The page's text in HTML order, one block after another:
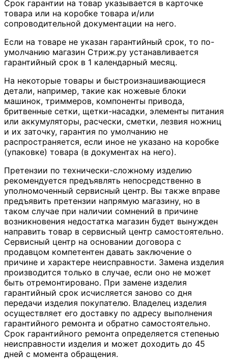
Срок гарантии на товар указывается в карточке
товара или на коробке товара и/или
сопроводительной документации на него.
Если на товаре не указан гарантийный срок, то по-
умолчанию магазин Стриж.ру устанавливается
гарантийный срок в 1 календарный месяц.
На некоторые товары и быстроизнашивающиеся
детали, например, такие как ножевые блоки
машинок, триммеров, компоненты привода,
бритвенные сетки, щетки-насадки, элементы питания
или аккумуляторы, расчески, сметки, лезвия ножниц
и их заточку, гарантия по умолчанию не
распространяется, если иное не указано на коробке
(упаковке) товара (в документах на него).
Претензии по технически-сложному изделию
рекомендуется предъявлять непосредственно в
уполномоченный сервисный центр. Вы также вправе
предъявить претензии напрямую магазину, но в
таком случае при наличии сомнений в причине
возникновения недостатка магазин будет вынужден
направить товар в сервисный центр самостоятельно.
Сервисный центр на основании договора с
продавцом компетентен давать заключение о
причине и характере неисправности. Замена изделия
производится только в случае, если оно не может
быть отремонтировано. При замене изделия
гарантийный срок исчисляется заново со дня
передачи изделия покупателю. Владелец изделия
осуществляет его доставку по адресу выполнения
гарантийного ремонта и обратно самостоятельно.
Срок гарантийного ремонта определяется степенью
неисправности изделия и может доходить до 45
дней с момента обращения.